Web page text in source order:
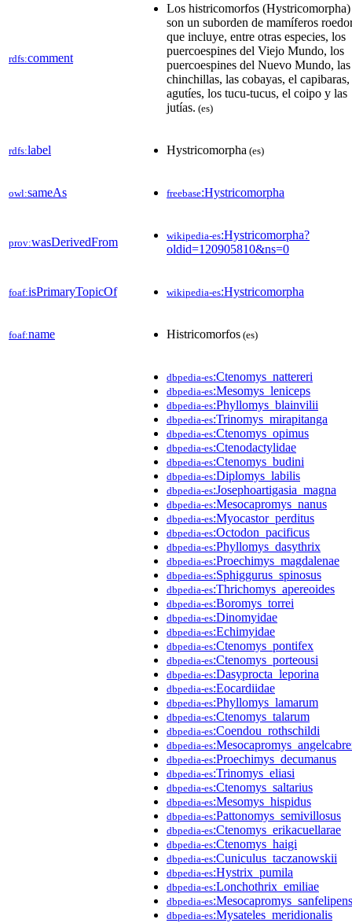
rdfs:comment
Los histricomorfos (Hystricomorpha)
son un suborden de mamíferos
que incluye, entre otras especies, los
puercoespines del Viejo Mundo, los
puercoespines del Nuevo Mundo, las
chinchillas, las cobayas, el
agutíes, los tucu-tucus, el coipo y las
jutías. (es)
rdfs:label Hystricomorpha (es)
owl:sameAs freebase:Hystricomorpha
prov:wasDerivedFrom wikipedia-es:Hystricomorpha?
oldid=120905810&ns=0
foaf:isPrimaryTopicOf wikipedia-es:Hystricomorpha
foaf:name Histricomorfos (es)
dbpedia-es:Ctenomys_nattereri
dbpedia-es:Mesomys_leniceps
dbpedia-es:Phyllomys_blainvilii
dbpedia-es:Trinomys_mirapitanga
dbpedia-es:Ctenomys_opimus
dbpedia-es:Ctenodactylidae
dbpedia-es:Ctenomys_budini
dbpedia-es:Diplomys_labilis
dbpedia-es:Josephoartigasia_magna
dbpedia-es:Mesocapromys_nanus
dbpedia-es:Myocastor_perditus
dbpedia-es:Octodon_pacificus
dbpedia-es:Phyllomys_dasythrix
dbpedia-es:Proechimys_magdalenae
dbpedia-es:Sphiggurus_spinosus
dbpedia-es:Thrichomys_apereoides
dbpedia-es:Boromys_torrei
dbpedia-es:Dinomyidae
dbpedia-es:Echimyidae
dbpedia-es:Ctenomys_pontifex
dbpedia-es:Ctenomys_porteousi
dbpedia-es:Dasyprocta_leporina
dbpedia-es:Eocardiidae
dbpedia-es:Phyllomys_lamarum
dbpedia-es:Ctenomys_talarum
dbpedia-es:Coendou_rothschildi
dbpedia-es
dbpedia-es:Proechimys_decumanus
dbpedia-es:Trinomys_eliasi
dbpedia-es:Ctenomys_saltarius
dbpedia-es:Mesomys_hispidus
dbpedia-es:Pattonomys_semivillosus
dbpedia-es:Ctenomys_erikacuellarae
dbpedia-es:Ctenomys_haigi
dbpedia-es:Cuniculus_taczanowskii
dbpedia-es:Hystrix_pumila
dbpedia-es:Lonchothrix_emiliae
dbpedia-es
dbpedia-es:Mysateles_meridionalis